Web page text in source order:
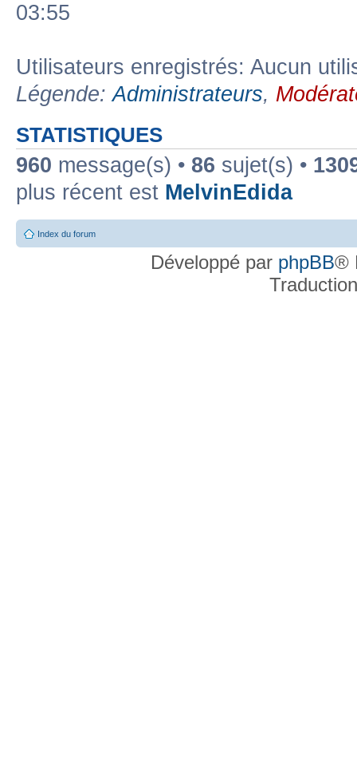
03:55
Utilisateurs enregistrés: Aucun
Légende:Administrateurs,
STATISTIQUES
960 message(s) • 86 sujet(s) •
plus récent est MelvinEdida
Index du forum
Développé par phpBB®